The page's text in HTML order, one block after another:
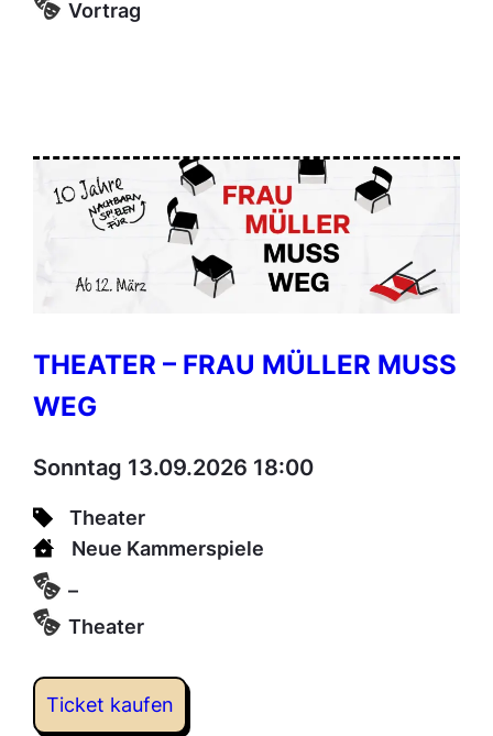
Vortrag
THEATER – FRAU MÜLLER MUSS
WEG
Sonntag 13.09.2026 18:00
Theater
Neue Kammerspiele
–
Theater
Ticket kaufen